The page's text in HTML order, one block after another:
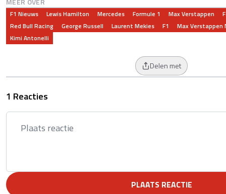
F1 Nieuws Lewis Hamilton Mercedes Formule 1 Max Verstappen
Red Bull Racing
George Russell Laurent Mekies F1
Max Verstappen
Kimi Antonelli
Delen met
1 Reacties
PLAATS REACTIE